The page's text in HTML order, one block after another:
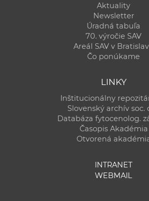
Aktuality
Newsletter
Úradná tabuľa
70. výročie SAV
Areál SAV v
Čo ponúkame
LINKY
Inštitucionálny
Slovenský archív soc.
Databáza fytocenolog.
Časopis Akadémia
Otvorená
INTRANET
WEBMAIL